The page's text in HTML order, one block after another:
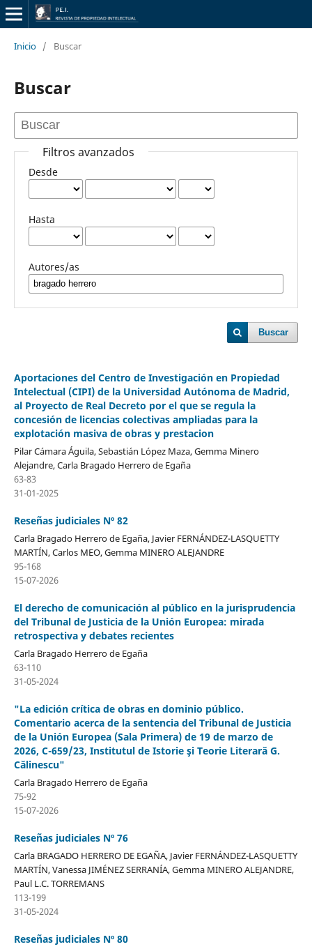
Inicio / Buscar
Buscar
Filtros avanzados
Desde
Hasta
Autores/as
Buscar
Aportaciones del Centro de Investigación en Propiedad
Intelectual (CIPI) de la Universidad Autónoma de Madrid,
al Proyecto de Real Decreto por el que se regula la
concesión de licencias colectivas ampliadas para la
explotación masiva de obras y prestacion
Pilar Cámara Águila, Sebastián López Maza, Gemma Minero
Alejandre, Carla Bragado Herrero de Egaña
63-83
31-01-2025
Reseñas judiciales Nº 82
Carla Bragado Herrero de Egaña, Javier FERNÁNDEZ-LASQUETTY
MARTÍN, Carlos MEO, Gemma MINERO ALEJANDRE
95-168
15-07-2026
El derecho de comunicación al público en la jurisprudencia
del Tribunal de Justicia de la Unión Europea: mirada
retrospectiva y debates recientes
Carla Bragado Herrero de Egaña
63-110
31-05-2024
"La edición crítica de obras en dominio público.
Comentario acerca de la sentencia del Tribunal de Justicia
de la Unión Europea (Sala Primera) de 19 de marzo de
2026, C-659/23, Institutul de Istorie şi Teorie Literară G.
Călinescu"
Carla Bragado Herrero de Egaña
75-92
15-07-2026
Reseñas judiciales Nº 76
Carla BRAGADO HERRERO DE EGAÑA, Javier FERNÁNDEZ-LASQUETTY
MARTÍN, Vanessa JIMÉNEZ SERRANÍA, Gemma MINERO ALEJANDRE,
Paul L.C. TORREMANS
113-199
31-05-2024
Reseñas judiciales Nº 80